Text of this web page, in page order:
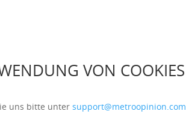
VON COOKIES
uns bitte unter support@metroopinion.com